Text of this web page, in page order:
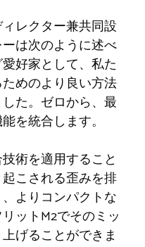
レクター兼共同設
は次のように述べ
好家として、私た
めのより良い方法
た。ゼロから、最
を統合します。
術を適用すること
こされる歪みを排
よりコンパクトな
ットM2でそのミッ
げることができま